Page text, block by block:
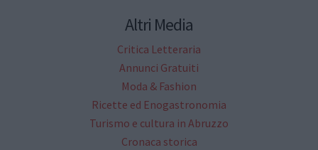
Altri Media
Critica Letteraria
Annunci Gratuiti
Moda & Fashion
Ricette ed Enogastronomia
Turismo e cultura in Abruzzo
Cronaca storica